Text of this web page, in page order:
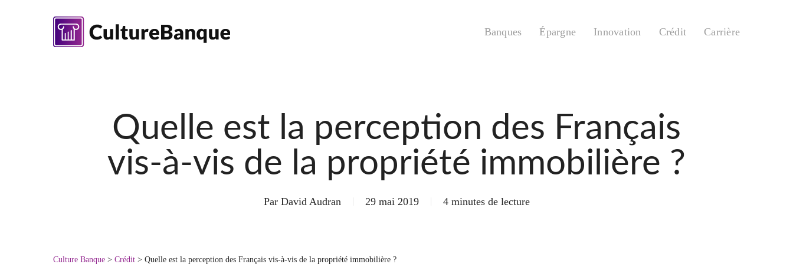
Banques Épargne Innovation Crédit Carrière
Quelle est la perception des Français
vis-à-vis de la propriété immobilière ?
Par David Audran 29 mai 2019 4 minutes de lecture
Culture Banque > Crédit > Quelle est la perception des Français vis-à-vis de la propriété immobilière ?